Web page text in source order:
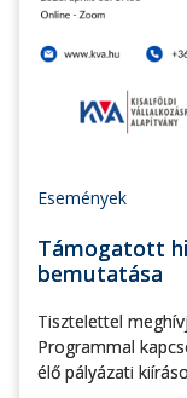
Események
Támogatott
bemutatása
Tisztelettel
Programmal
élő pályázati